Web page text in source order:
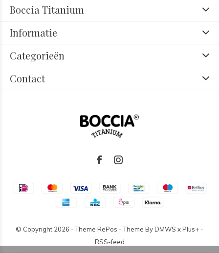
Boccia Titanium
Informatie
Categorieën
Contact
© Copyright 2026 - Theme RePos - Theme ByDMWS xPlus+ -
RSS-feed